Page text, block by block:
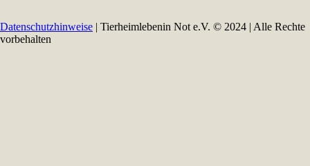
Datenschutzhinweise | Tierheimlebenin Not e.V. © 2024 | Alle Rechte
vorbehalten